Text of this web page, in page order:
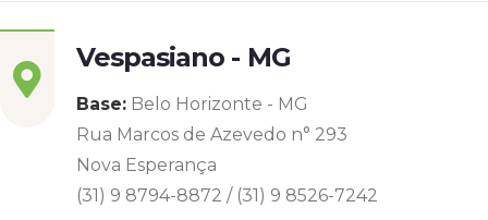
Vespasiano - MG
Base: Belo Horizonte - MG
Rua Marcos de Azevedo n° 293
Nova Esperança
(31) 9 8794-8872 / (31) 9 8526-7242